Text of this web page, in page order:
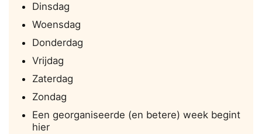
Dinsdag
Woensdag
Donderdag
Vrijdag
Zaterdag
Zondag
Een georganiseerde (en betere) week begint
hier